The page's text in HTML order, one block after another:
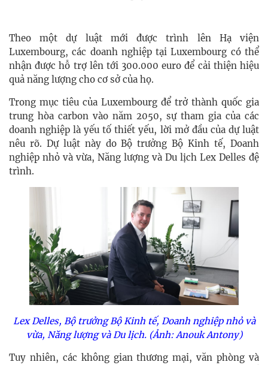
Theo một dự luật mới được trình lên Hạ viện
Luxembourg, các doanh nghiệp tại Luxembourg có thể
nhận được hỗ trợ lên tới 300.000 euro để cải thiện hiệu
quả năng lượng cho cơ sở của họ.
Trong mục tiêu của Luxembourg để trở thành quốc gia
trung hòa carbon vào năm 2050, sự tham gia của các
doanh nghiệp là yếu tố thiết yếu, lời mở đầu của dự luật
nêu rõ. Dự luật này do Bộ trưởng Bộ Kinh tế, Doanh
nghiệp nhỏ và vừa, Năng lượng và Du lịch Lex Delles đệ
trình.
Lex Delles, Bộ trưởng Bộ Kinh tế, Doanh nghiệp nhỏ và
vừa, Năng lượng và Du lịch. (Ảnh: Anouk Antony)
Tuy nhiên, các không gian thương mại, văn phòng và